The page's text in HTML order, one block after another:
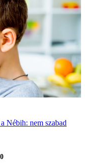
Nébih: nem szabad